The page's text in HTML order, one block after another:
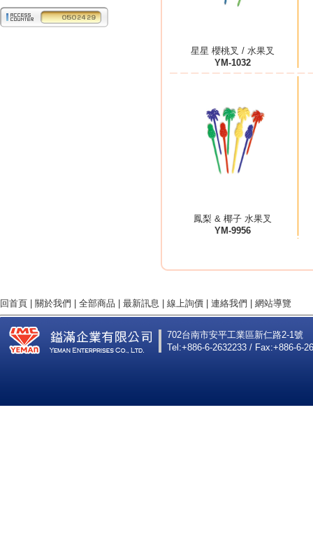
星星 櫻桃叉 / 水果叉
YM-1032
鳳梨 & 椰子 水果叉
YM-9956
回首頁 關於我們 全部商品 最新訊息 線上詢價 連絡我們 網站導覽
702台南市安平工業區新仁路2-1號
Tel:+886-6-2632233 / Fax:+886-6-